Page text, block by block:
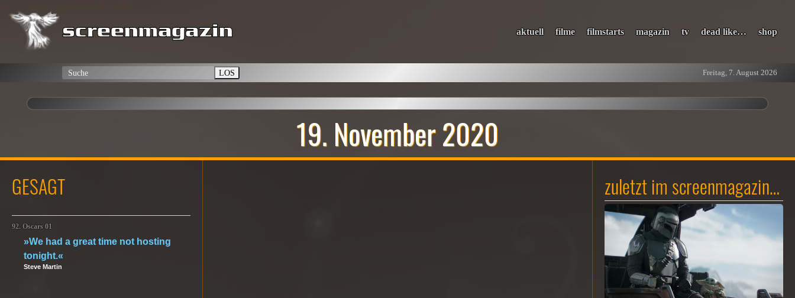
aktuell filme filmstarts magazin tv dead like… shop
LOS Freitag, 7. August 2026
19. November 2020
GESAGT
92. Oscars 01
»We had a great time not hosting
tonight.«
Steve Martin
zuletzt im screenmagazin…